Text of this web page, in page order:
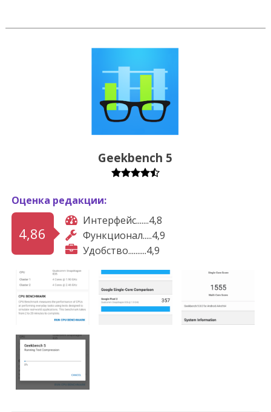
Geekbench 5
Оценка редакции:
4,86
Интерфейс.......4,8
Функционал.....4,9
Удобство..........4,9